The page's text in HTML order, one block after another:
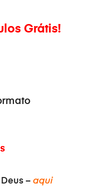
Grátis!
– aqui